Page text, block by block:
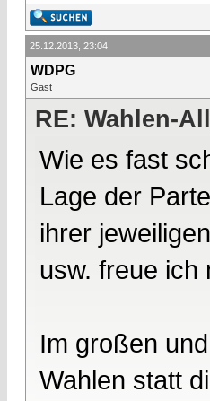
25.12.2013, 23:04
WDPG
Gast
RE: Wahlen-
Wie es fast
Lage der
ihrer
usw. freue ich
Im großen
Wahlen statt